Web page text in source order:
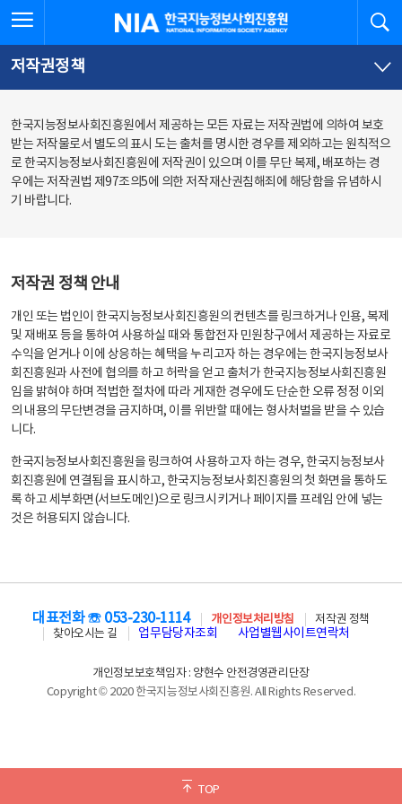
문
로
가
체
뉴
바
가
한국지능정보사회진흥원
저작권정책
한국지능정보사회진흥원에서 제공하는 모든 자료는 저작권법에 의하여 보호
받는 저작물로서 별도의 표시 도는 출처를 명시한 경우를 제외하고는 원칙적으
로 한국지능정보사회진흥원에 저작권이 있으며 이를 무단 복제, 배포하는 경
우에는 저작권법 제97조의5에 의한 저작재산권침해죄에 해당함을 유념하시
기 바랍니다.
저작권 정책 안내
개인 또는 법인이 한국지능정보사회진흥원의 컨텐츠를 링크하거나 인용, 복제
및 재배포 등을 통하여 사용하실 때와 통합전자 민원창구에서 제공하는 자료로
수익을 얻거나 이에 상응하는 혜택을 누리고자 하는 경우에는 한국지능정보사
회진흥원과 사전에 협의를 하고 허락을 얻고 출처가 한국지능정보사회진흥원
임을 밝혀야 하며 적법한 절차에 따라 게재한 경우에도 단순한 오류 정정 이외
의 내용의 무단변경을 금지하며, 이를 위반할 때에는 형사처벌을 받을 수 있습
니다.
한국지능정보사회진흥원을 링크하여 사용하고자 하는 경우, 한국지능정보사
회진흥원에 연결됨을 표시하고, 한국지능정보사회진흥원의 첫 화면을 통하도
록 하고 세부화면(서브도메인)으로 링크시키거나 페이지를 프레임 안에 넣는
것은 허용되지 않습니다.
TOP
대표전화 ☏ 053-230-1114 개인정보처리방침
저작권 정책
찾아오시는 길
업무담당자조회 사업별웹사이트연락처
개인정보보호책임자 : 양현수 안전경영관리단장
Copyright © 2020 한국지능정보사회진흥원. All Rights Reserved.